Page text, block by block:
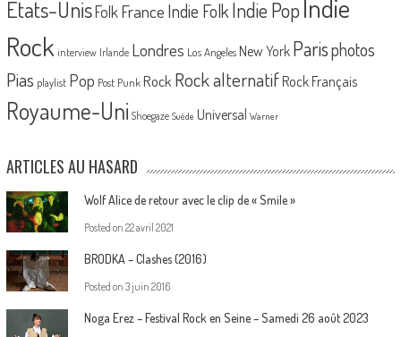
Etats-UnisFolk France Indie Folk Indie PopIndie
Rock interview Irlande Londres Los Angeles New York Parisphotos
Pias playlist Pop Post Punk Rock Rock alternatif Rock Français
Royaume-Uni Shoegaze Suède Universal Warner
ARTICLES AU HASARD
Wolf Alice de retour avec le clip de « Smile »
Posted on 22 avril 2021
BRODKA – Clashes (2016)
Posted on 3 juin 2016
Noga Erez – Festival Rock en Seine – Samedi 26 août 2023